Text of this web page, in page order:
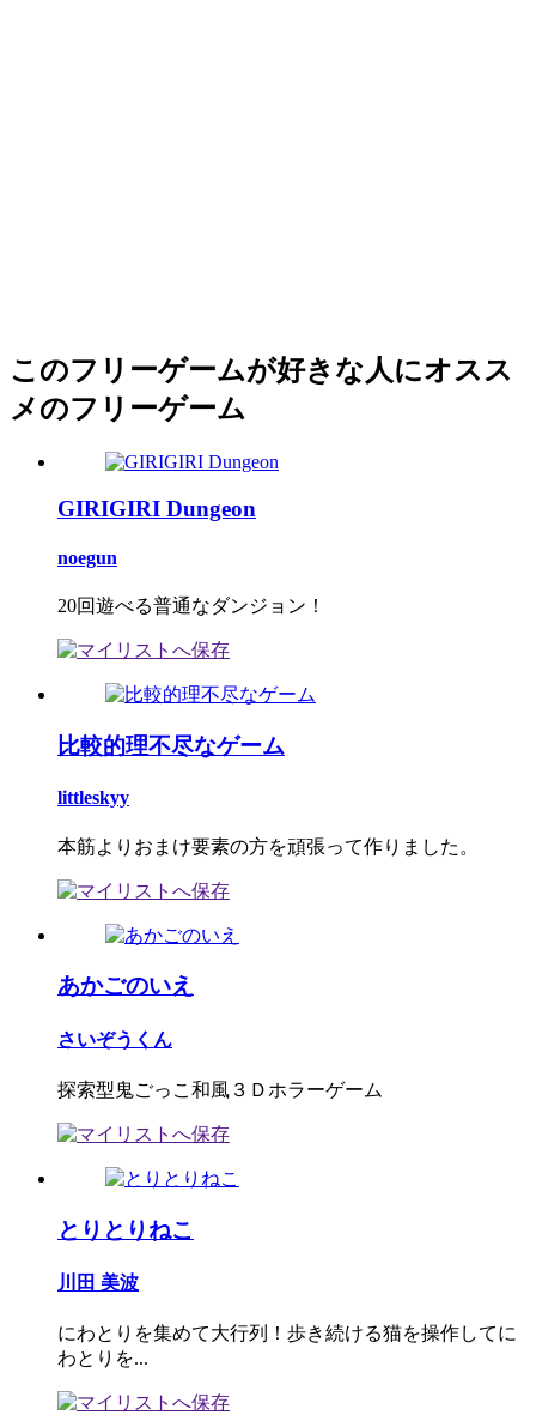
このフリーゲームが好きな人にオスス
メのフリーゲーム
GIRIGIRI Dungeon
noegun
20回遊べる普通なダンジョン！
比較的理不尽なゲーム
littleskyy
本筋よりおまけ要素の方を頑張って作りました。
あかごのいえ
さいぞうくん
探索型鬼ごっこ和風３Ｄホラーゲーム
とりとりねこ
川田 美波
にわとりを集めて大行列！歩き続ける猫を操作してに
わとりを...